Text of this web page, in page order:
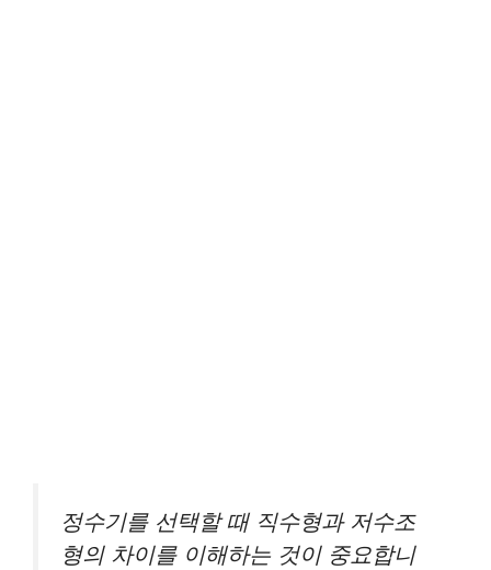
정수기를 선택할 때 직수형과 저수조
형의 차이를 이해하는 것이 중요합니